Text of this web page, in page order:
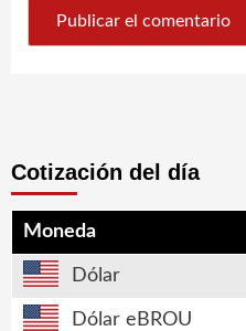
Cotización del día
Moneda
Dólar
Dólar eBROU